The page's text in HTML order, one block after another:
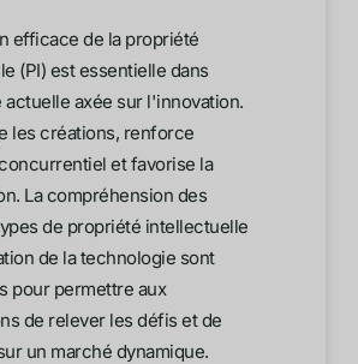
efficace de la propriété
(PI) est essentielle dans
axée sur l'innovation.
les créations, renforce
et favorise la
La compréhension des
de propriété intellectuelle
de la technologie sont
pour permettre aux
de relever les défis et de
un marché dynamique.